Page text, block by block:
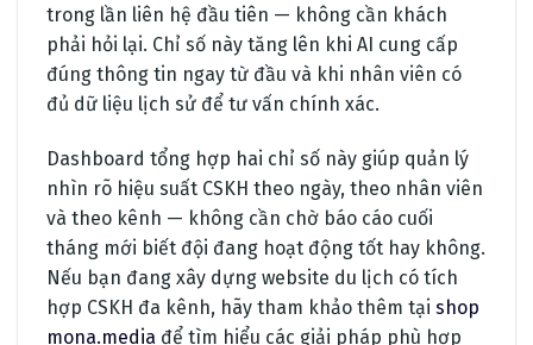
trong lần liên hệ đầu tiên — không cần khách
phải hỏi lại. Chỉ số này tăng lên khi AI cung cấp
đúng thông tin ngay từ đầu và khi nhân viên có
đủ dữ liệu lịch sử để tư vấn chính xác.
Dashboard tổng hợp hai chỉ số này giúp quản lý
nhìn rõ hiệu suất CSKH theo ngày, theo nhân viên
và theo kênh — không cần chờ báo cáo cuối
tháng mới biết đội đang hoạt động tốt hay không.
Nếu bạn đang xây dựng website du lịch có tích
hợp CSKH đa kênh, hãy tham khảo thêm tại shop
mona.media để tìm hiểu các giải pháp phù hợp